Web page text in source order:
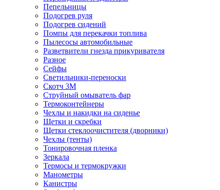
Пепельницы
Подогрев руля
Подогрев сидений
Помпы для перекачки топлива
Пылесосы автомобильные
Разветвители гнезда прикуривателя
Разное
Сейфы
Светильники-переноски
Скотч 3М
Струйный омыватель фар
Термоконтейнеры
Чехлы и накидки на сиденье
Щетки и скребки
Щетки стеклоочистителя (дворники)
Чехлы (тенты)
Тонировочная пленка
Зеркалa
Термосы и термокружки
Манометры
Канистры